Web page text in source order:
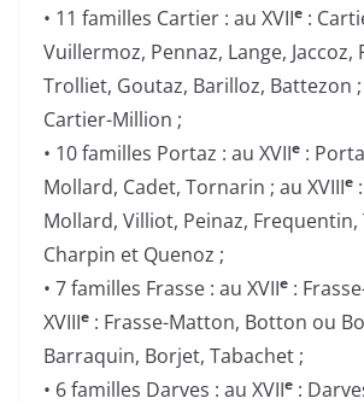
• 11 familles Cartier : au XVIIe :
Vuillermoz, Pennaz, Lange, Jaccoz,
Trolliet, Goutaz, Barilloz, Battezon ;
Cartier-Million ;
• 10 familles Portaz : au XVIIe :
Mollard, Cadet, Tornarin ; au XVIIIe
Mollard, Villiot, Peinaz,
Charpin et Quenoz ;
• 7 familles Frasse : au XVIIe :
XVIIIe : Frasse-Matton, Botton ou
Barraquin, Borjet, Tabachet ;
• 6 familles Darves : au XVIIe :